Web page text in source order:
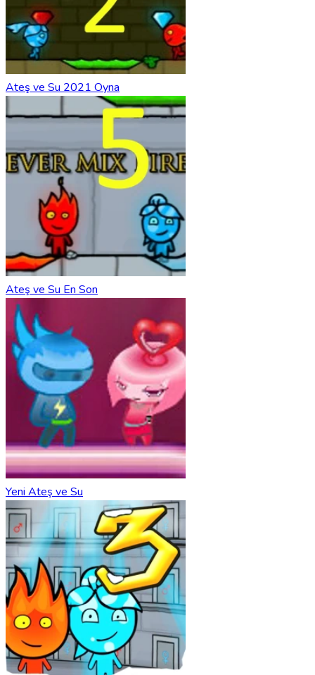
Ateş ve Su 2021 Oyna
Ateş ve Su En Son
Yeni Ateş ve Su